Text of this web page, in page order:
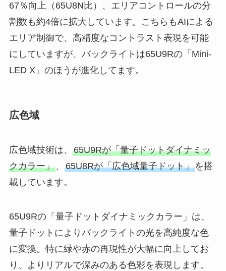
67％向上（65U8N比）、エリアコントロールの分
割数も約4倍に拡大しています。こちらもAIによる
エリア制御で、高精度なコントラスト表現を可能
にしていますが、バックライトは65U9Rの「Mini-
LED X」のほうが進化してます。
広色域
広色域技術は、 65U9Rが「量子ドットダイナミッ
クカラー」、 65U8Rが「広色域量子ドット」を搭
載しています。
65U9Rの「量子ドットダイナミックカラー」は、
量子ドットによりバックライトの光を高純度な色
に変換。特に緑や赤の再現性が大幅に向上してお
り、よりリアルで深みのある色彩を表現します。